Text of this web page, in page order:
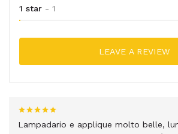
1 star - 1
LEAVE A REVIEW
Lampadario e applique molto belle,